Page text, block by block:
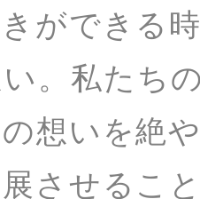
ができる
。私たち
想いを絶
させるこ